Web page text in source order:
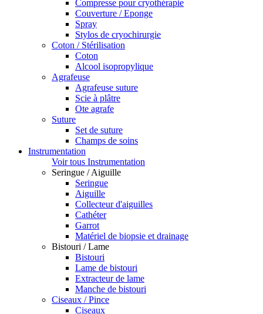
Compresse pour cryothérapie
Couverture / Eponge
Spray
Stylos de cryochirurgie
Coton / Stérilisation
Coton
Alcool isopropylique
Agrafeuse
Agrafeuse suture
Scie à plâtre
Ote agrafe
Suture
Set de suture
Champs de soins
Instrumentation
Voir tous Instrumentation
Seringue / Aiguille
Seringue
Aiguille
Collecteur d'aiguilles
Cathéter
Garrot
Matériel de biopsie et drainage
Bistouri / Lame
Bistouri
Lame de bistouri
Extracteur de lame
Manche de bistouri
Ciseaux / Pince
Ciseaux